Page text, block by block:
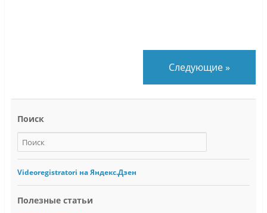
Следующие»
Поиск
Videoregistratori на Яндекс.Дзен
Полезные статьи